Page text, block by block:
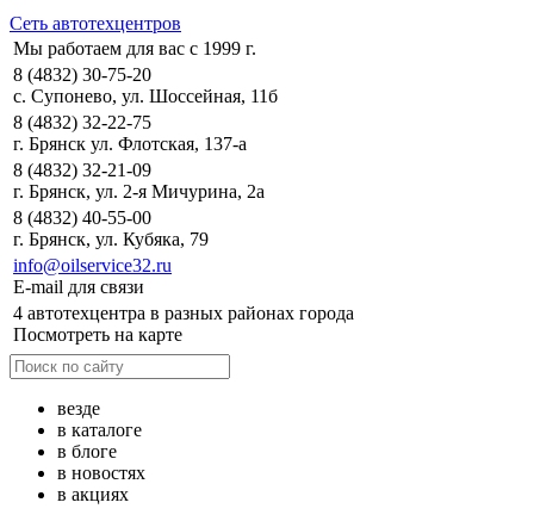
Сеть автотехцентров
Мы работаем для вас с 1999 г.
8 (4832) 30-75-20
с. Супонево, ул. Шоссейная, 11б
8 (4832) 32-22-75
г. Брянск ул. Флотская, 137-а
8 (4832) 32-21-09
г. Брянск, ул. 2-я Мичурина, 2а
8 (4832) 40-55-00
г. Брянск, ул. Кубяка, 79
info@oilservice32.ru
E-mail для связи
4 автотехцентра в разных районах города
Посмотреть на карте
везде
в каталоге
в блоге
в новостях
в акциях